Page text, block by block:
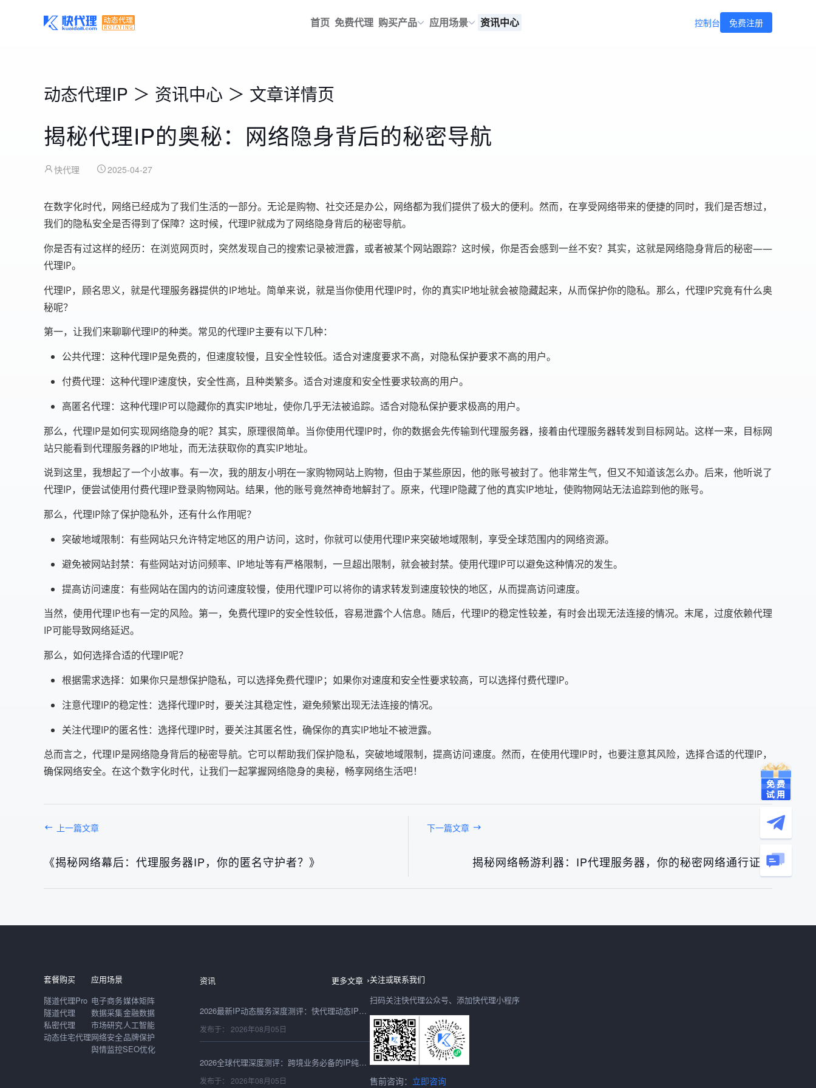
首页 免费代理 购买产品 应用场景 资讯中心 控制台 免费注册
动态代理IP ＞ 资讯中心 ＞ 文章详情页
揭秘代理IP的奥秘：网络隐身背后的秘密导航
快代理 2025-04-27
在数字化时代，网络已经成为了我们生活的一部分。无论是购物、社交还是办公，网络都为我们提供了极大的便利。然而，在享受网络带来的便捷的同时，我们是否想过，
我们的隐私安全是否得到了保障？这时候，代理IP就成为了网络隐身背后的秘密导航。
你是否有过这样的经历：在浏览网页时，突然发现自己的搜索记录被泄露，或者被某个网站跟踪？这时候，你是否会感到一丝不安？其实，这就是网络隐身背后的秘密——
代理IP。
代理IP，顾名思义，就是代理服务器提供的IP地址。简单来说，就是当你使用代理IP时，你的真实IP地址就会被隐藏起来，从而保护你的隐私。那么，代理IP究竟有什么奥
秘呢？
第一，让我们来聊聊代理IP的种类。常见的代理IP主要有以下几种：
公共代理：这种代理IP是免费的，但速度较慢，且安全性较低。适合对速度要求不高，对隐私保护要求不高的用户。
付费代理：这种代理IP速度快，安全性高，且种类繁多。适合对速度和安全性要求较高的用户。
高匿名代理：这种代理IP可以隐藏你的真实IP地址，使你几乎无法被追踪。适合对隐私保护要求极高的用户。
那么，代理IP是如何实现网络隐身的呢？其实，原理很简单。当你使用代理IP时，你的数据会先传输到代理服务器，接着由代理服务器转发到目标网站。这样一来，目标网
站只能看到代理服务器的IP地址，而无法获取你的真实IP地址。
说到这里，我想起了一个小故事。有一次，我的朋友小明在一家购物网站上购物，但由于某些原因，他的账号被封了。他非常生气，但又不知道该怎么办。后来，他听说了
代理IP，便尝试使用付费代理IP登录购物网站。结果，他的账号竟然神奇地解封了。原来，代理IP隐藏了他的真实IP地址，使购物网站无法追踪到他的账号。
那么，代理IP除了保护隐私外，还有什么作用呢？
突破地域限制：有些网站只允许特定地区的用户访问，这时，你就可以使用代理IP来突破地域限制，享受全球范围内的网络资源。
避免被网站封禁：有些网站对访问频率、IP地址等有严格限制，一旦超出限制，就会被封禁。使用代理IP可以避免这种情况的发生。
提高访问速度：有些网站在国内的访问速度较慢，使用代理IP可以将你的请求转发到速度较快的地区，从而提高访问速度。
当然，使用代理IP也有一定的风险。第一，免费代理IP的安全性较低，容易泄露个人信息。随后，代理IP的稳定性较差，有时会出现无法连接的情况。末尾，过度依赖代理
IP可能导致网络延迟。
那么，如何选择合适的代理IP呢？
根据需求选择：如果你只是想保护隐私，可以选择免费代理IP；如果你对速度和安全性要求较高，可以选择付费代理IP。
注意代理IP的稳定性：选择代理IP时，要关注其稳定性，避免频繁出现无法连接的情况。
关注代理IP的匿名性：选择代理IP时，要关注其匿名性，确保你的真实IP地址不被泄露。
总而言之，代理IP是网络隐身背后的秘密导航。它可以帮助我们保护隐私，突破地域限制，提高访问速度。然而，在使用代理IP时，也要注意其风险，选择合适的代理IP，
确保网络安全。在这个数字化时代，让我们一起掌握网络隐身的奥秘，畅享网络生活吧！
上一篇文章
《揭秘网络幕后：代理服务器IP，你的匿名守护者？》
下一篇文章
揭秘网络畅游利器：IP代理服务器，你的秘密网络通行证！
套餐购买
隧道代理Pro
隧道代理
私密代理
动态住宅代理
应用场景
电子商务
数据采集
市场研究
网络安全
舆情监控
媒体矩阵
金融数据
人工智能
品牌保护
SEO优化
资讯 更多文章
发布于： 2026年08月05日
发布于： 2026年08月05日
2026最新IP动态服务深度测评：快代理动态IP全场景性能实测报告
发布于： 2026年08月05日
2026全球代理深度测评：跨境业务必备的IP纯净度与连通率实战指南
发布于： 2026年08月05日
关注或联系我们
扫码关注快代理公众号、添加快代理小程序
售前咨询： 立即咨询